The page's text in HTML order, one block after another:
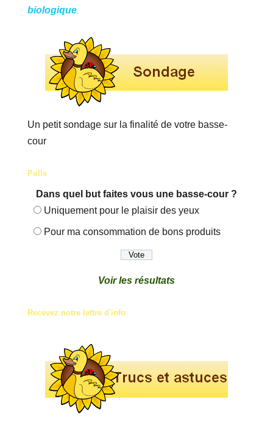
biologique
Un petit sondage sur la finalité de votre basse-
cour
Polls
Dans quel but faites vous une basse-cour ?
Uniquement pour le plaisir des yeux
Pour ma consommation de bons produits
Voir les résultats
Recevez notre lettre d'info